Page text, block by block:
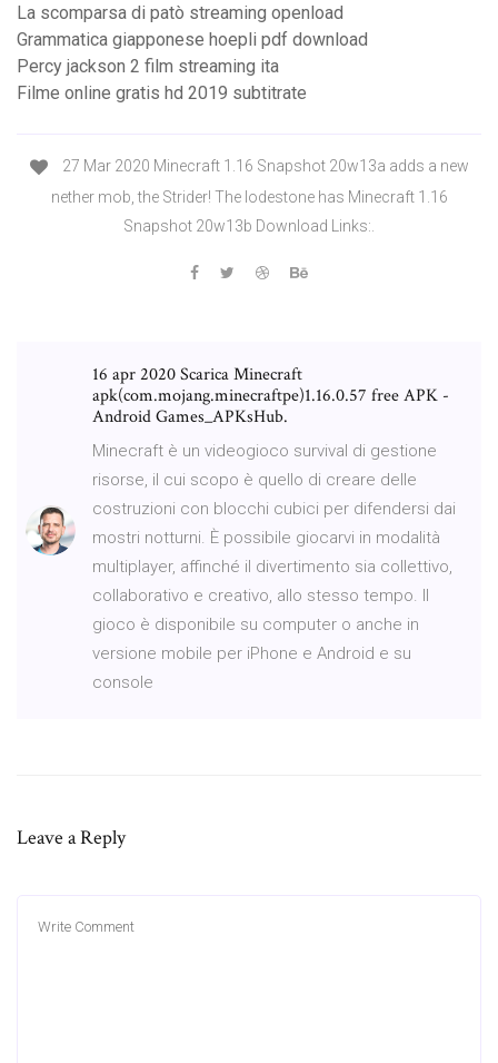
La scomparsa di patò streaming openload
Grammatica giapponese hoepli pdf download
Percy jackson 2 film streaming ita
Filme online gratis hd 2019 subtitrate
27 Mar 2020 Minecraft 1.16 Snapshot 20w13a adds a new
nether mob, the Strider! The lodestone has Minecraft 1.16
Snapshot 20w13b Download Links:.
16 apr 2020 Scarica Minecraft
apk(com.mojang.minecraftpe)1.16.0.57 free APK -
Android Games_APKsHub.
Minecraft è un videogioco survival di gestione
risorse, il cui scopo è quello di creare delle
costruzioni con blocchi cubici per difendersi dai
mostri notturni. È possibile giocarvi in modalità
multiplayer, affinché il divertimento sia collettivo,
collaborativo e creativo, allo stesso tempo. Il
gioco è disponibile su computer o anche in
versione mobile per iPhone e Android e su
console
Leave a Reply